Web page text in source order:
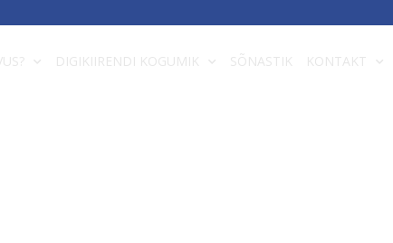
DIGIKIIRENDI KOGUMIK SÕNASTIK KONTAKT